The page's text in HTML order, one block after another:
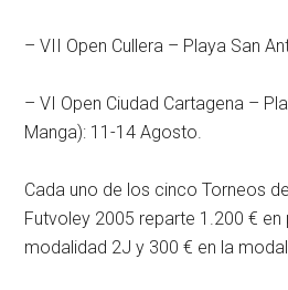
– VII Open Cullera – Playa San
– VI Open Ciudad Cartagena –
Manga): 11-14 Agosto.
Cada uno de los cinco Torneos
Futvoley 2005 reparte 1.200 € en
modalidad 2J y 300 € en la